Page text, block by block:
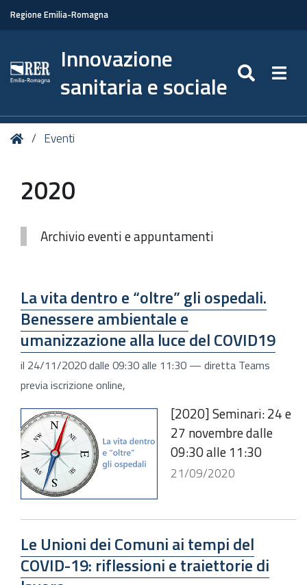
Regione Emilia-Romagna
Innovazione
sanitaria e sociale
Tu HomeEventi
2020
Archivio eventi e appuntamenti
La vita dentro e “oltre” gli ospedali.
Benessere ambientale e
umanizzazione alla luce del COVID19
il 24/11/2020dalle 09:30alle 11:30 — diretta Teams
previa iscrizione online,
[2020] Seminari: 24 e
27 novembre dalle
09:30 alle 11:30
21/09/2020
Le Unioni dei Comuni ai tempi del
COVID-19: riflessioni e traiettorie di